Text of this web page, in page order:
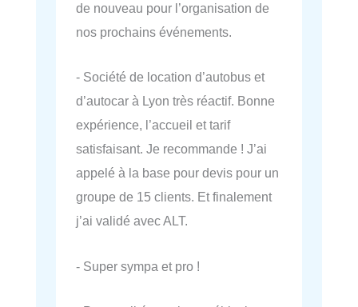
de nouveau pour l’organisation de
nos prochains événements.
- Société de location d’autobus et
d’autocar à Lyon très réactif. Bonne
expérience, l’accueil et tarif
satisfaisant. Je recommande ! J’ai
appelé à la base pour devis pour un
groupe de 15 clients. Et finalement
j’ai validé avec ALT.
- Super sympa et pro !